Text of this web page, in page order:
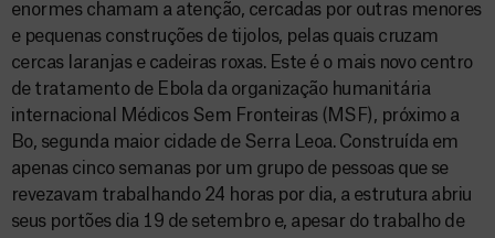
enormes chamam a atenção, cercadas por outras menores
e pequenas construções de tijolos, pelas quais cruzam
cercas laranjas e cadeiras roxas. Este é o mais novo centro
de tratamento de Ebola da organização humanitária
internacional Médicos Sem Fronteiras (MSF), próximo a
Bo, segunda maior cidade de Serra Leoa. Construída em
apenas cinco semanas por um grupo de pessoas que se
revezavam trabalhando 24 horas por dia, a estrutura abriu
seus portões dia 19 de setembro e, apesar do trabalho de